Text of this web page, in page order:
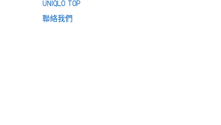
UNIQLO TOP
聯絡我們